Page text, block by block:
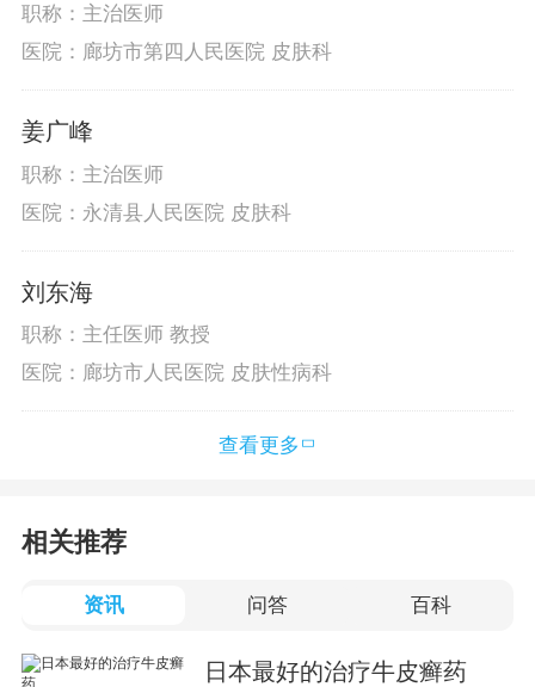
职称：主治医师
医院：廊坊市第四人民医院 皮肤科
姜广峰
职称：主治医师
医院：永清县人民医院 皮肤科
刘东海
职称：主任医师 教授
医院：廊坊市人民医院 皮肤性病科
查看更多
相关推荐
资讯 问答 百科
日本最好的治疗牛皮癣药